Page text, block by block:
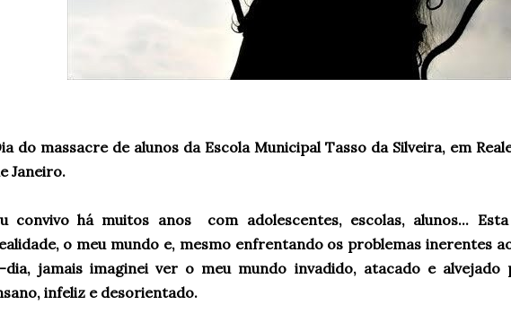
do massacre de alunos da Escola Municipal Tasso da Silveira, em
Janeiro.
convivo há muitos anos com adolescentes, escolas, alunos...
o meu mundo e, mesmo enfrentando os problemas inerentes
dia, jamais imaginei ver o meu mundo invadido, atacado e
infeliz e desorientado.